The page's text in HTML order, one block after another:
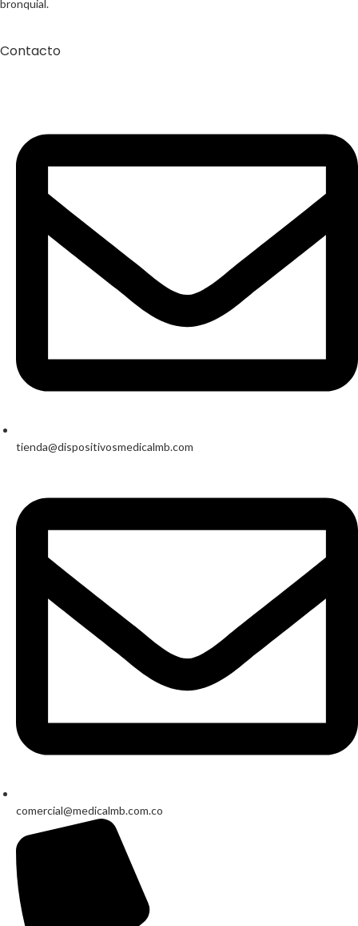
bronquial.
Contacto
tienda@dispositivosmedicalmb.com
comercial@medicalmb.com.co